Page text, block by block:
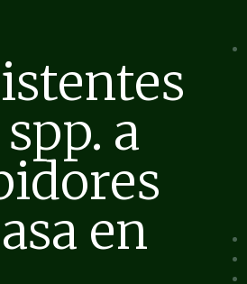
a
en